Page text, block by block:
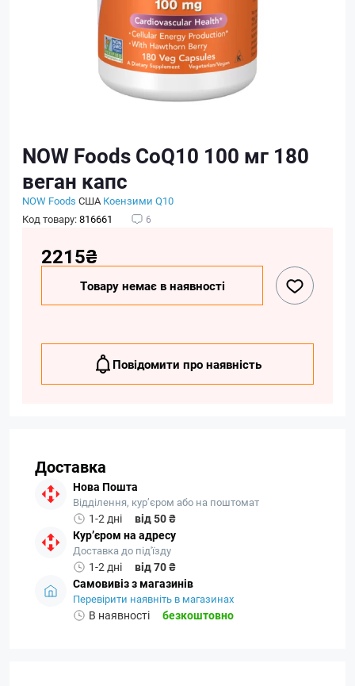
NOW Foods CoQ10 100 мг 180
веган капс
NOW Foods США Коензими Q10
Код товару:816661 6
2215₴
Товару немає в наявності
Повідомити про наявність
Доставка
Нова Пошта
Відділення, кур’єром або на поштомат
1-2 дні
від 50 ₴
Кур’єром на адресу
Доставка до під'їзду
1-2 дні
від 70 ₴
Самовивіз з магазинів
Перевірити наявніть в магазинах
В наявності безкоштовно